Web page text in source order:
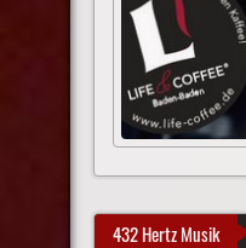
432 Hertz Musik